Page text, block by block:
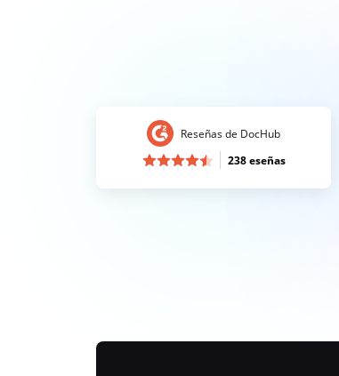
Reseñas de DocHub
238 eseñas